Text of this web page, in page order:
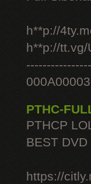
h**p://
h**p://tt.vg/
PTHC-
PTHCP
BEST
https://